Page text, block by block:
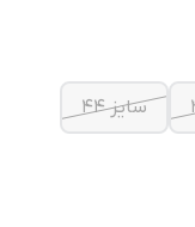
سایز ۴۴